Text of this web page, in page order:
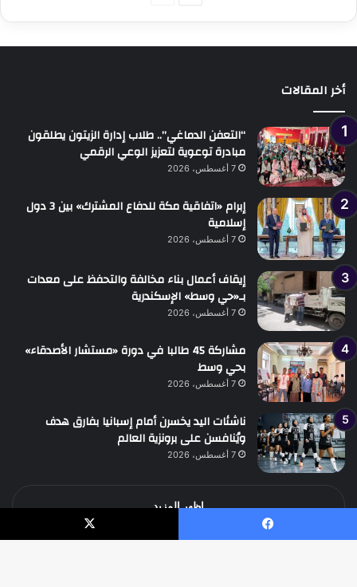
أخر المقالات
“التعفن الدماغي”.. طلاب إدارة الزيتون يطلقون
مبادرة توعوية لتعزيز الوعي الرقمي
7 أغسطس، 2026
إبرام «اتفاقية مكة للدفاع المشترك» بين 3 دول
إسلامية
7 أغسطس، 2026
إيقاف أعمال بناء مخالفة والتحفظ على معدات
بـ«حي وسط» الإسكندرية
7 أغسطس، 2026
مشاركة 45 طالبا في دورة «مستشار الأصدقاء»
بحي وسط
7 أغسطس، 2026
ناشئات اليد يخسرن أمام إسبانيا بفارق هدف
ويُنافسن على برونزية العالم
7 أغسطس، 2026
اظهر المزيد
فيسبوك ‫X